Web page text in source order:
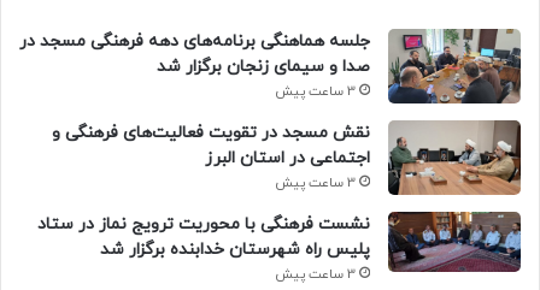
جلسه هماهنگی برنامه‌های دهه فرهنگی مسجد در
صدا و سیمای زنجان برگزار شد
3 ساعت پیش
نقش مسجد در تقویت فعالیت‌های فرهنگی و
اجتماعی در استان البرز
3 ساعت پیش
نشست فرهنگی با محوریت ترویج نماز در ستاد
پلیس راه شهرستان خدابنده برگزار شد
3 ساعت پیش